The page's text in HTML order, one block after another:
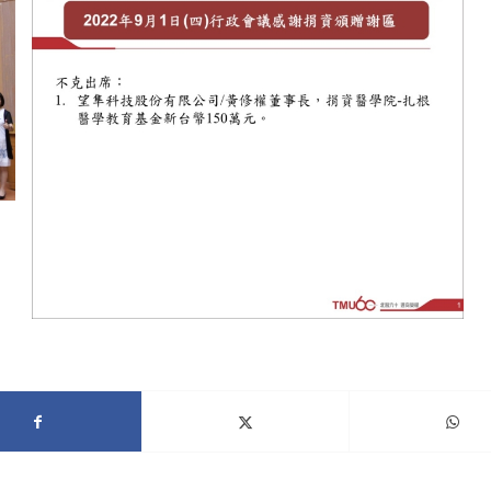
鋒橋建設股份有限公司/林建龍總經理及楊喻茹夫人，
捐資藥學院建院基金10萬元及拇山新苗培力計畫基金